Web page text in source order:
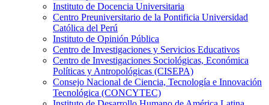
Instituto de Docencia Universitaria
Centro Preuniversitario de la Pontificia Universidad
Católica del Perú
Instituto de Opinión Pública
Centro de Investigaciones y Servicios Educativos
Centro de Investigaciones Sociológicas, Económica
Políticas y Antropológicas (CISEPA)
Consejo Nacional de Ciencia, Tecnología e Innovación
Tecnológica (CONCYTEC)